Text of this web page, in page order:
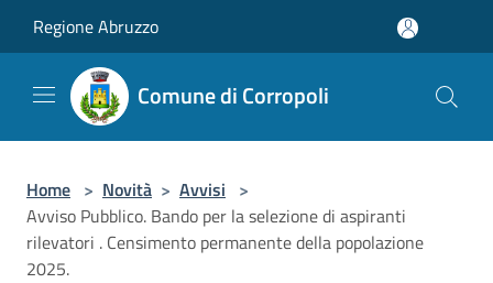
Regione Abruzzo
Comune di Corropoli
Home > Novità > Avvisi >
Avviso Pubblico. Bando per la selezione di aspiranti
rilevatori . Censimento permanente della popolazione
2025.